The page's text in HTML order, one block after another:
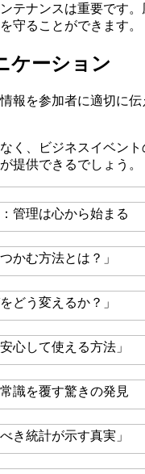
テナンスは重要です
守ることができます。
ケーション
報を参加者に適切に
く、ビジネスイベン
提供できるでしょう。
管理は心から始まる
かむ方法とは？」
どう変えるか？」
心して使える方法」
識を覆す驚きの発見
き統計が示す真実」